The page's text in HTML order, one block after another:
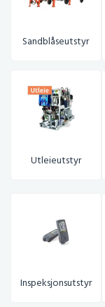
Sandblåseutstyr
Utleieutstyr
Inspeksjonsutstyr